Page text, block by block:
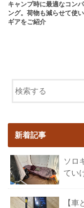
キャンプ時に最適なコン
ング。荷物も減らせて使
ギアをご紹介
新着記事
ソロ
てい
【